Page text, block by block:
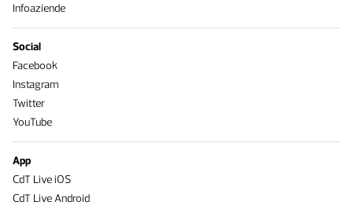
Infoaziende
Social
Facebook
Instagram
Twitter
YouTube
App
CdT Live iOS
CdT Live Android